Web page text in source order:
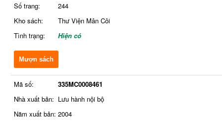
Số trang:
244
Kho sách:
Thư Viện Mân Côi
Tình trạng:
Hiện có
Mượn sách
Mã số:
335MC0008461
Nhà xuất bản: Lưu hành nội bộ
Năm xuất bản: 2004